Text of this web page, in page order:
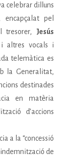
celebrar dilluns
pel
tresorer, Jesús
altres vocals i
telemàtica es
la Generalitat,
destinades
en matèria
d’accions
a la “concessió
de